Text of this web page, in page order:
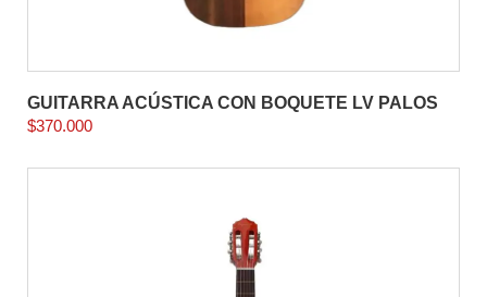
GUITARRA ACÚSTICA CON BOQUETE LV PALOS
$370.000